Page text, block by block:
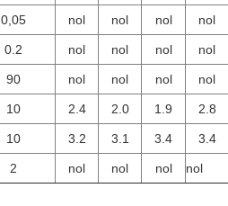
0,05 nol nol nol nol
0.2 nol nol nol nol
90 nol nol nol nol
10 2.4 2.0 1.9 2.8
10 3.2 3.1 3.4 3.4
2 nol nol nol nol